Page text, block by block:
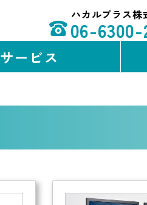
ハカルプラス株
06-6300-
サービス